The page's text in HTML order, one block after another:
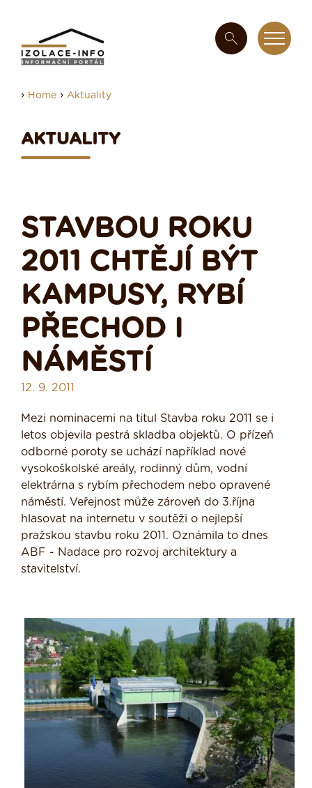
› Home › Aktuality
AKTUALITY
STAVBOU ROKU
2011 CHTĚJÍ BÝT
KAMPUSY, RYBÍ
PŘECHOD I
NÁMĚSTÍ
12. 9. 2011
Mezi nominacemi na titul Stavba roku 2011 se i
letos objevila pestrá skladba objektů. O přízeň
odborné poroty se uchází například nové
vysokoškolské areály, rodinný dům, vodní
elektrárna s rybím přechodem nebo opravené
náměstí. Veřejnost může zároveň do 3.října
hlasovat na internetu v soutěži o nejlepší
pražskou stavbu roku 2011. Oznámila to dnes
ABF - Nadace pro rozvoj architektury a
stavitelství.